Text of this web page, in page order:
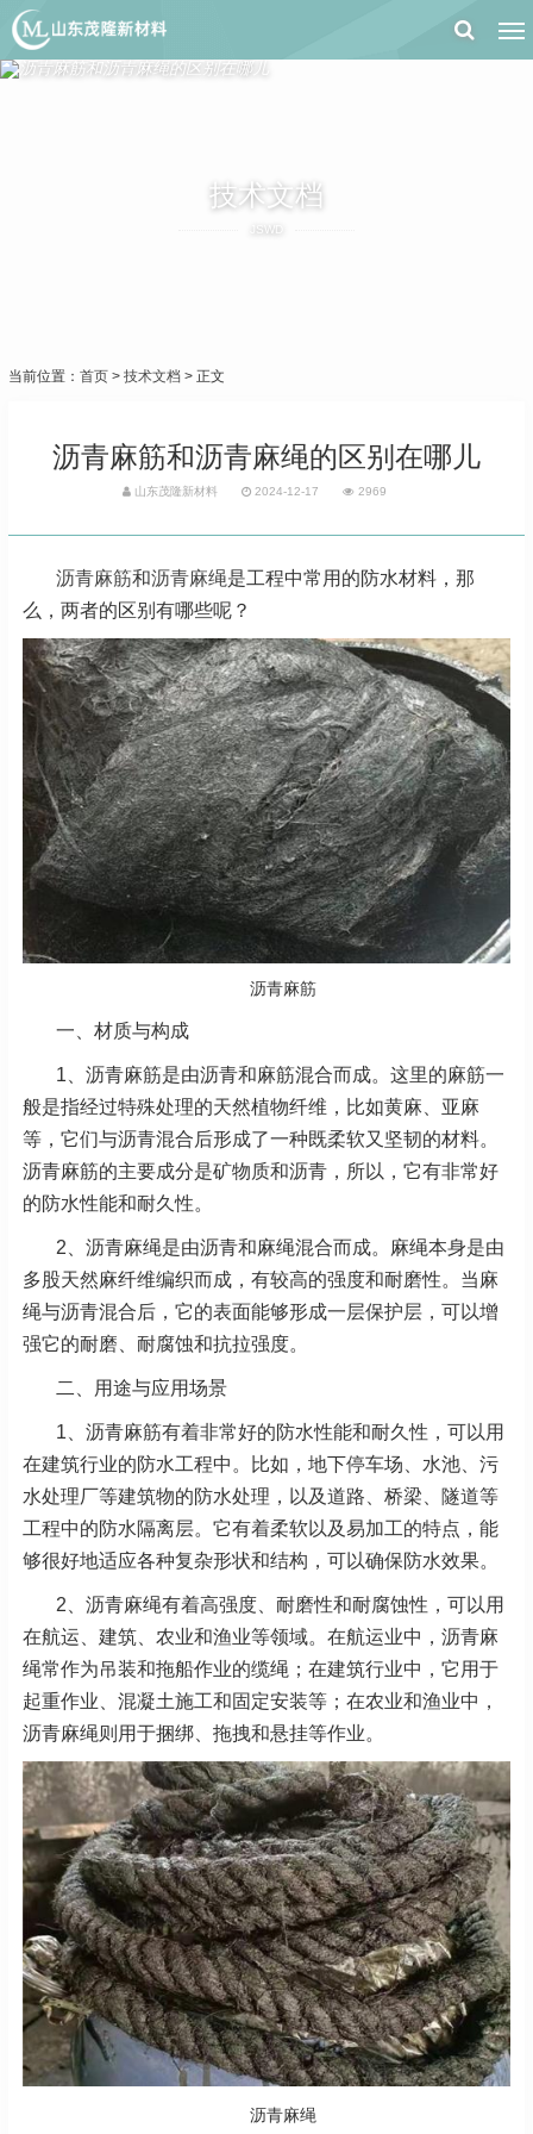
技术文档
JSWD
当前位置： 首页 > 技术文档 > 正文
沥青麻筋和沥青麻绳的区别在哪儿
山东茂隆新材料 2024-12-17 2969
沥青麻筋和沥青麻绳是工程中常用的防水材料，那
么，两者的区别有哪些呢？
沥青麻筋
一、材质与构成
1、沥青麻筋是由沥青和麻筋混合而成。这里的麻筋一
般是指经过特殊处理的天然植物纤维，比如黄麻、亚麻
等，它们与沥青混合后形成了一种既柔软又坚韧的材料。
沥青麻筋的主要成分是矿物质和沥青，所以，它有非常好
的防水性能和耐久性。
2、沥青麻绳是由沥青和麻绳混合而成。麻绳本身是由
多股天然麻纤维编织而成，有较高的强度和耐磨性。当麻
绳与沥青混合后，它的表面能够形成一层保护层，可以增
强它的耐磨、耐腐蚀和抗拉强度。
二、用途与应用场景
1、沥青麻筋有着非常好的防水性能和耐久性，可以用
在建筑行业的防水工程中。比如，地下停车场、水池、污
水处理厂等建筑物的防水处理，以及道路、桥梁、隧道等
工程中的防水隔离层。它有着柔软以及易加工的特点，能
够很好地适应各种复杂形状和结构，可以确保防水效果。
2、沥青麻绳有着高强度、耐磨性和耐腐蚀性，可以用
在航运、建筑、农业和渔业等领域。在航运业中，沥青麻
绳常作为吊装和拖船作业的缆绳；在建筑行业中，它用于
起重作业、混凝土施工和固定安装等；在农业和渔业中，
沥青麻绳则用于捆绑、拖拽和悬挂等作业。
沥青麻绳